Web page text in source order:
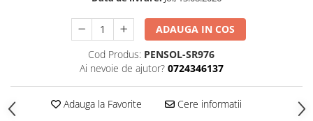
ADAUGA IN COS
Cod Produs: PENSOL-SR976
Ai nevoie de ajutor? 0724346137
Adauga la Favorite Cere informatii